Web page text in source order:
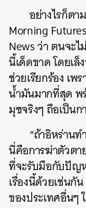
อย่างไรก็ต
Morning
News ว่า ตนจะ
นี้เด็ดขาด โดยเ
ช่วยเรียกร้อง เพ
น้ำมันมากที่สุด พ
มุซจริงๆ ถือเป็น
“ถ้าอิหร่าน
นี่คือการฆ่าตัวตา
ที่จะรับมือกับปัญ
เรื่องนี้ด้วยเช่นกั
ของประเทศอื่นๆ